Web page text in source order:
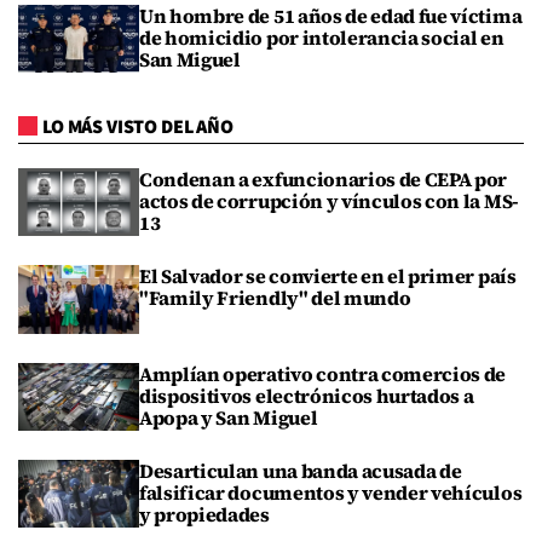
Un hombre de 51 años de edad fue víctima
de homicidio por intolerancia social en
San Miguel
LO MÁS VISTO DEL AÑO
Condenan a exfuncionarios de CEPA por
actos de corrupción y vínculos con la MS-
13
El Salvador se convierte en el primer país
"Family Friendly" del mundo
Amplían operativo contra comercios de
dispositivos electrónicos hurtados a
Apopa y San Miguel
Desarticulan una banda acusada de
falsificar documentos y vender vehículos
y propiedades